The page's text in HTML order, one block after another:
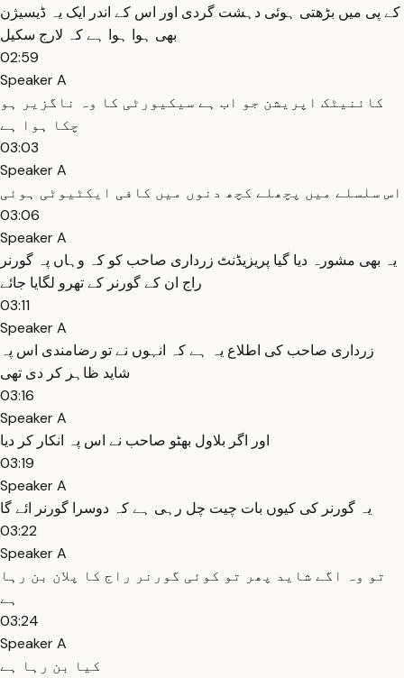
کے پی میں بڑھتی ہوئی دہشت گردی اور اس کے اندر ایک یہ ڈیسیژن
بھی ہوا ہوا ہے کہ لارج سکیل
02:59
Speaker A
کائنیٹک اپریشن جو اب ہے سیکیورٹی کا وہ ناگزیر ہو
چکا ہوا ہے
03:03
Speaker A
اس سلسلے میں پچھلے کچھ دنوں میں کافی ایکٹیوٹی ہوئی
03:06
Speaker A
یہ بھی مشورہ دیا گیا پریزیڈنٹ زرداری صاحب کو کہ وہاں پہ گورنر
راج ان کے گورنر کے تھرو لگایا جائے
03:11
Speaker A
زرداری صاحب کی اطلاع یہ ہے کہ انہوں نے تو رضامندی اس پہ
شاید ظاہر کر دی تھی
03:16
Speaker A
اور اگر بلاول بھٹو صاحب نے اس پہ انکار کر دیا
03:19
Speaker A
یہ گورنر کی کیوں بات چیت چل رہی ہے کہ دوسرا گورنر ائے گا
03:22
Speaker A
تو وہ اگے شاید پھر تو کوئی گورنر راج کا پلان بن رہا
ہے
03:24
Speaker A
کیا بن رہا ہے